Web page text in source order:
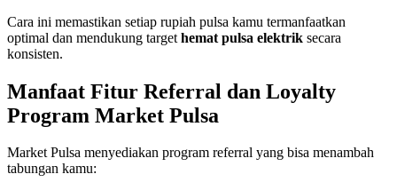
Cara ini memastikan setiap rupiah pulsa kamu termanfaatkan
optimal dan mendukung target hemat pulsa elektrik secara
konsisten.
Manfaat Fitur Referral dan Loyalty
Program Market Pulsa
Market Pulsa menyediakan program referral yang bisa menambah
tabungan kamu: